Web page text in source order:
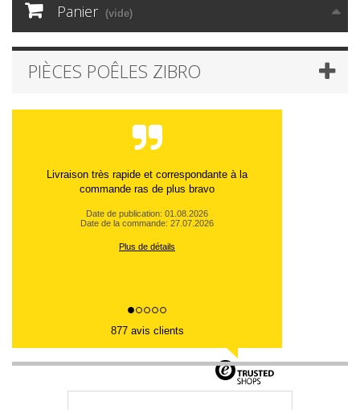
Panier (vide)
PIÈCES POÊLES ZIBRO
Livraison très rapide et correspondante à la
commande ras de plus bravo
Date de publication: 01.08.2026
Date de la commande: 27.07.2026
Plus de détails
877 avis clients